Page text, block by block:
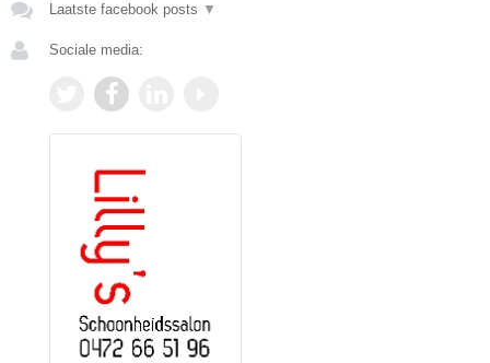
Laatste facebook posts ▼
Sociale media: